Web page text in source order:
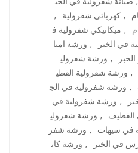
, كهربائي شفرولية
,
, ميكانيكي شفرولية ف
في الخبر , ورشة امبا
, ورشة شفرولي
, ورشة شفرولية القطي
, ورشة شفرولية في الج
, ورشة شفرولية في
القطيف , ورشة شفرولي
في سيهات , ورشة شفر
في الخبر , ورشة كاب